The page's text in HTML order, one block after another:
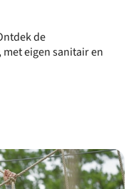
de
eigen sanitair en